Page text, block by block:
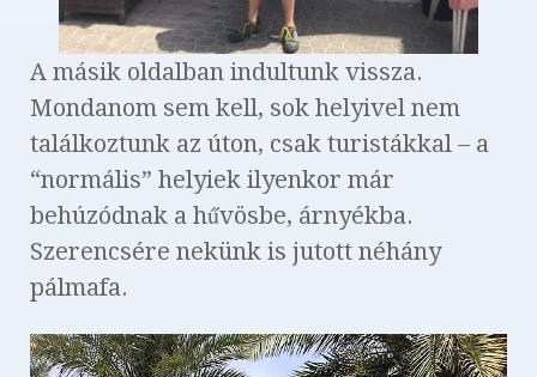
A másik oldalban indultunk vissza.
Mondanom sem kell, sok helyivel nem
találkoztunk az úton, csak turistákkal – a
“normális” helyiek ilyenkor már
behúzódnak a hűvösbe, árnyékba.
Szerencsére nekünk is jutott néhány
pálmafa.